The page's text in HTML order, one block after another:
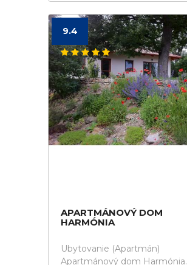
9.4
APARTMÁNOVÝ DOM
HARMÓNIA
Ubytovanie (Apartmán)
Apartmánový dom Harmónia.